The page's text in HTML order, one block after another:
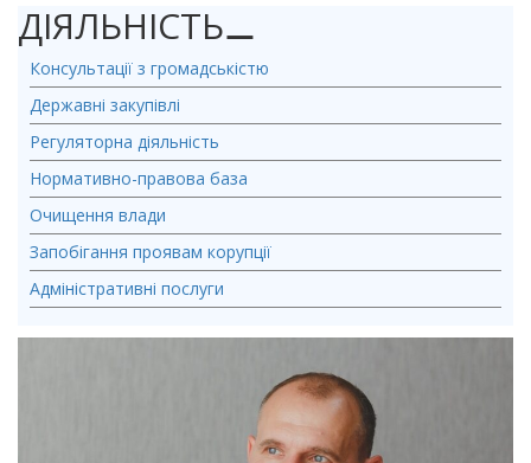
ДІЯЛЬНІСТЬ⚊
Консультації з громадськістю
Державні закупівлі
Регуляторна діяльність
Нормативно-правова база
Очищення влади
Запобігання проявам корупції
Адміністративні послуги